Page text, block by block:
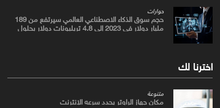
حوارات
حجم سوق الذكاء الاصطناعي العالمي سيرتفع من 189
مليار دولار في 2023 إلى 4.8 تريليونات دولار بحلول
اخترنا لك
متنوعة
مكان جهاز الراوتر يحدد سرعه الإنترنت